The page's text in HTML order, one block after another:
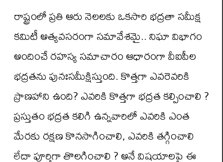
రాష్ట్రంలో ప్రతి ఆరు నెలలకు ఒకసారి భద్రతా సమీక్ష
కమిటీ అత్యవసరంగా సమావేశమై.. నిఘా విభాగం
అందించే రహస్య సమాచారం ఆధారంగా వీఐపీల
భద్రతను పునఃసమీక్షిస్తుంది. కొత్తగా ఎవరెవరికి
ప్రాణహాని ఉంది? ఎవరికి కొత్తగా భద్రత కల్పించాలి ?
ప్రస్తుతం భద్రత కలిగి ఉన్నవారిలో ఎవరికి ఎంత
మేరకు రక్షణ కొనసాగించాలి, ఎవరికి తగ్గించాలి
లేదా పూర్తిగా తొలగించాలి ? అనే విషయాలపై ఈ